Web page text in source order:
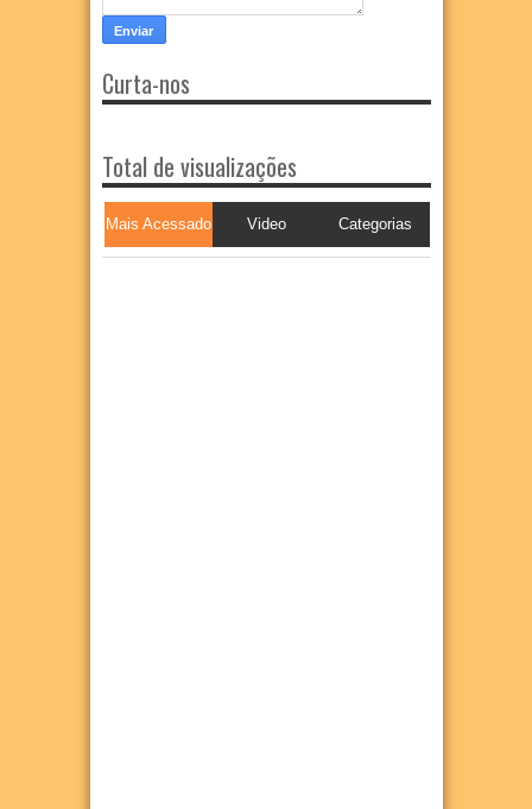
Curta-nos
Total de visualizações
Mais Acessado Video Categorias